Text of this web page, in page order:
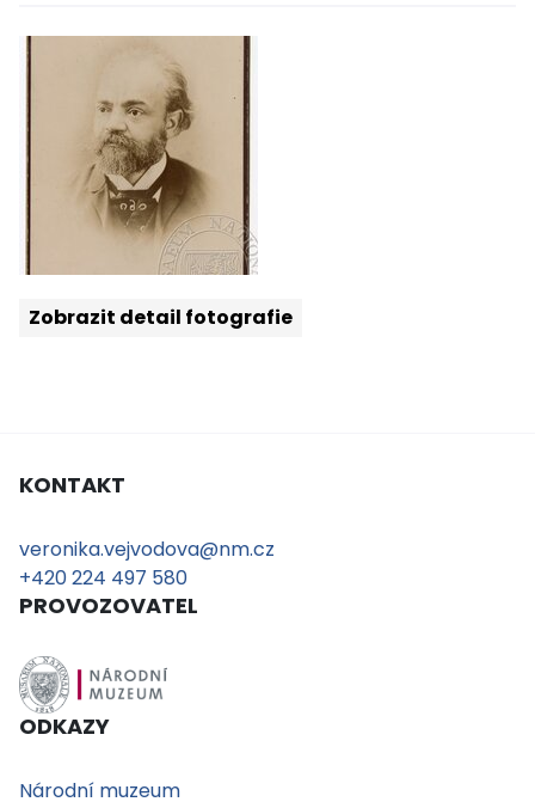
Zobrazit detail fotografie
KONTAKT
veronika.vejvodova@nm.cz
+420 224 497 580
PROVOZOVATEL
ODKAZY
Národní muzeum